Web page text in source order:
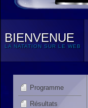
BIENVENUE
LA NATATION SUR LE WEB
Programme
Résultats